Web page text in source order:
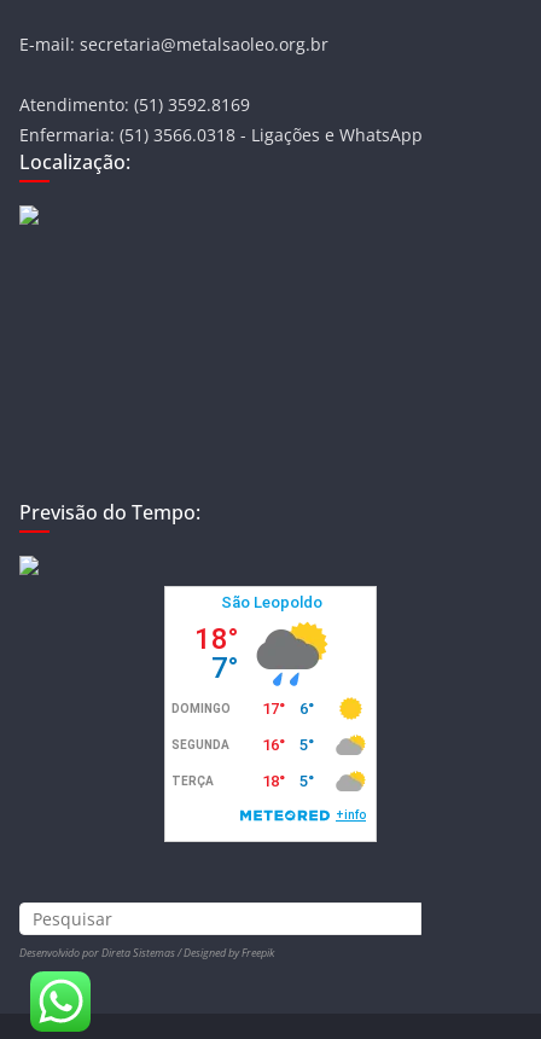
E-mail: secretaria@metalsaoleo.org.br
Atendimento: (51) 3592.8169
Enfermaria: (51) 3566.0318 - Ligações e WhatsApp
Localização:
Previsão do Tempo:
Desenvolvido por Direta Sistemas /Designed by Freepik